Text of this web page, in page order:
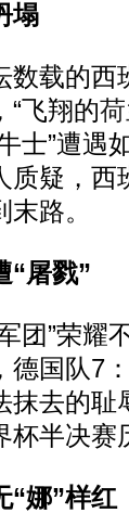
塌
载的西
“飞翔的
士”遭遇
质疑，
路。
“屠戮”
”荣耀
德国队7
抹去的
杯半决赛
娜”样红